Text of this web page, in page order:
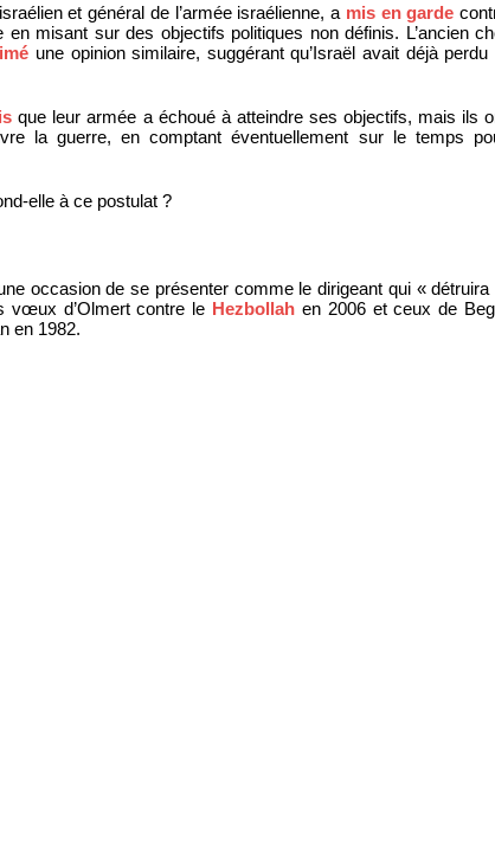
et général de l’armée israélienne, a mis en garde
en misant sur des objectifs politiques non définis. L’ancien
une opinion similaire, suggérant qu’Israël avait déjà perdu
que leur armée a échoué à atteindre ses objectifs, mais ils
la guerre, en comptant éventuellement sur le temps
elle à ce postulat ?
occasion de se présenter comme le dirigeant qui « détruira
vœux d’Olmert contre le Hezbollah en 2006 et ceux de
en 1982.